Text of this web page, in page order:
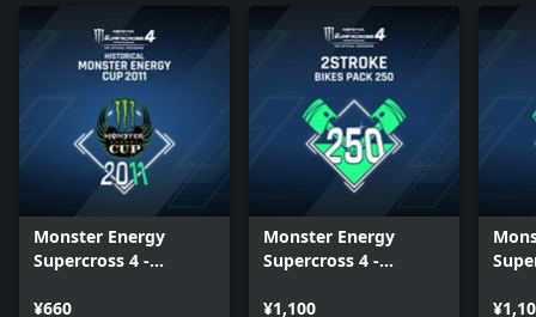
Monster Energy
Supercross 4 -
Energy Cup 2011 -
¥660
Monster Energy
Supercross 4 -
(250) - Xbox Series
¥1,100